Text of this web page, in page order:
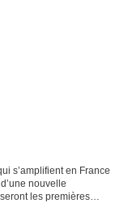
s’amplifient en France
nouvelle
les premières